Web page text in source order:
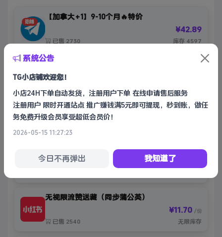
热销
【加拿大+1】9-10个月🔥特价
¥42.89
已售 2730 库存 4597
最新上架
XHS纯关键词搜索
¥10.73
无视限流赞送藏（同步蒲公英）
¥11.70 /份
已售 2540 无限库存
系统公告
TG小店铺欢迎您！
小店24H下单自动发货，注册用户下单 在线申请售后服务
注册用户 限时开通站点 推广赚钱满5元即可提现，秒到账，做任
务免费升级会员享受超低会员价！
2026-05-15 11:27:23
今日不再弹出 我知道了